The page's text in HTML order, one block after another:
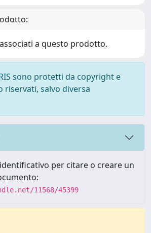
a questo prodotto.
sono protetti da copyright e
salvo diversa
per citare o creare un
11568/45399